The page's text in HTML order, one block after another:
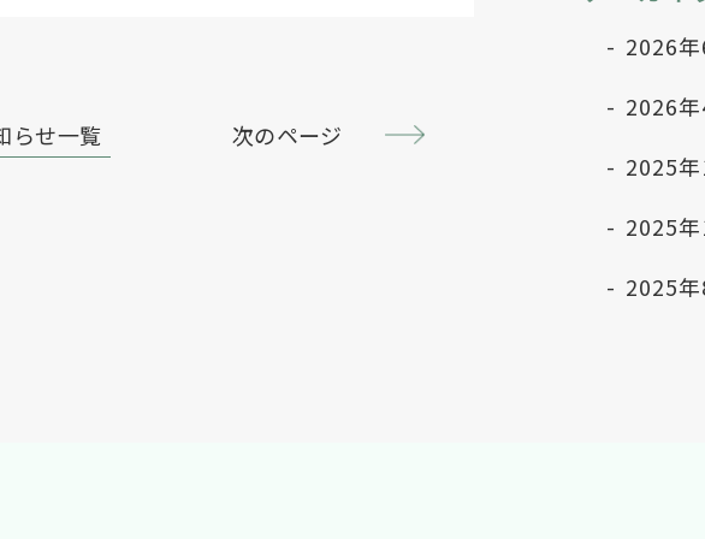
らせ一覧 次のページ
2026年
2026年
2025年
2025年
2025年